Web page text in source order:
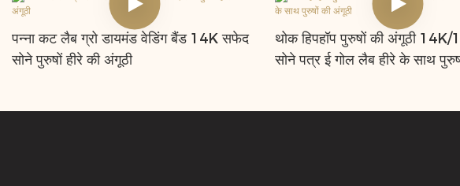
पन्ना कट लैब ग्रो डायमंड वेडिंग बैंड 14K सफेद
सोने पुरुषों हीरे की अंगूठी
थोक हिपहॉप पुरुषों की अंगूठी 14K/
सोने पत्र ई गोल लैब हीरे के साथ